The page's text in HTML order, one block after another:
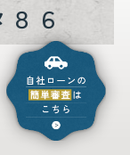
８６